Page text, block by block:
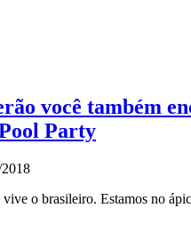
você também
Party
o brasileiro. Estamos no